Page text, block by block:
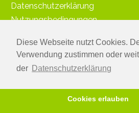
Diese Webseite nutzt Cookies.
Verwendung zustimmen oder
der Datenschutzerklärung
Cookies erlauben
Datenschutzerklärung
Nutzungsbedingungen
© 2021
Greifen Sie zu:
Hier anmelden